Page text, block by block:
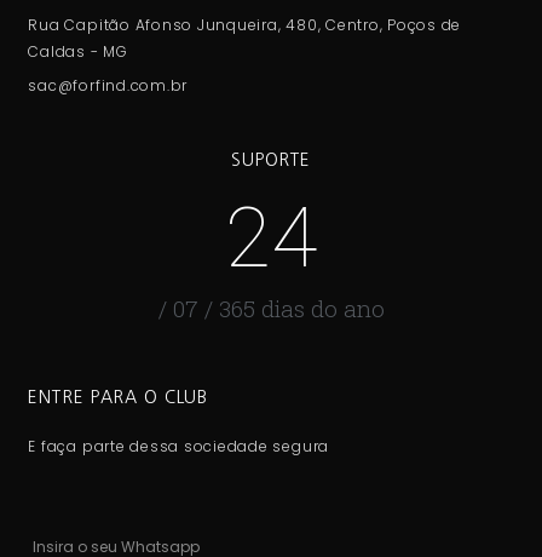
Rua Capitão Afonso Junqueira, 480, Centro, Poços de
Caldas - MG
sac@forfind.com.br
SUPORTE
24
/ 07 / 365 dias do ano
ENTRE PARA O CLUB
E faça parte dessa sociedade segura